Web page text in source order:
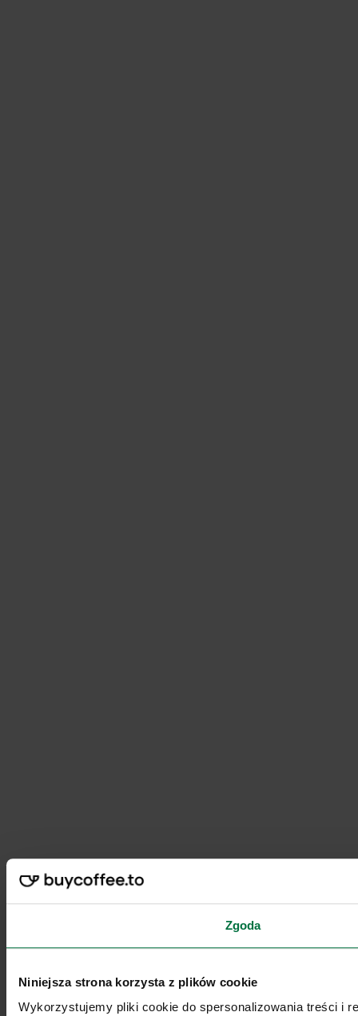
Zgoda
Niniejsza strona korzysta z plików cookie
Wykorzystujemy pliki cookie do spersonalizowania treści i